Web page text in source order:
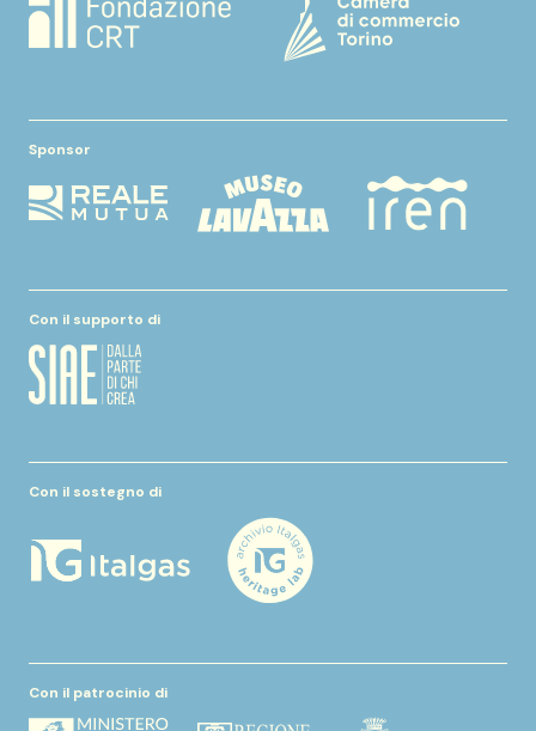
Sponsor
Con il supporto di
Con il sostegno di
Con il patrocinio di